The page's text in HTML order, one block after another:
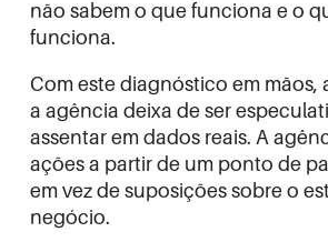
não sabem o que funciona e o
funciona.
Com este diagnóstico em mãos,
a agência deixa de ser
assentar em dados reais. A
ações a partir de um ponto de
em vez de suposições sobre o
negócio.